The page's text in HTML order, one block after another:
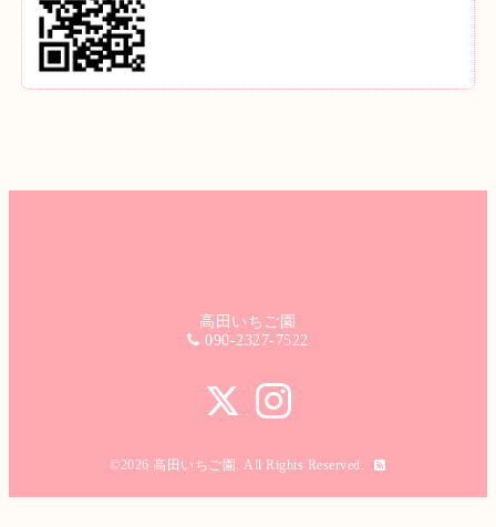
高田いちご園
090-2327-7522
©2026高田いちご園 . All Rights Reserved.